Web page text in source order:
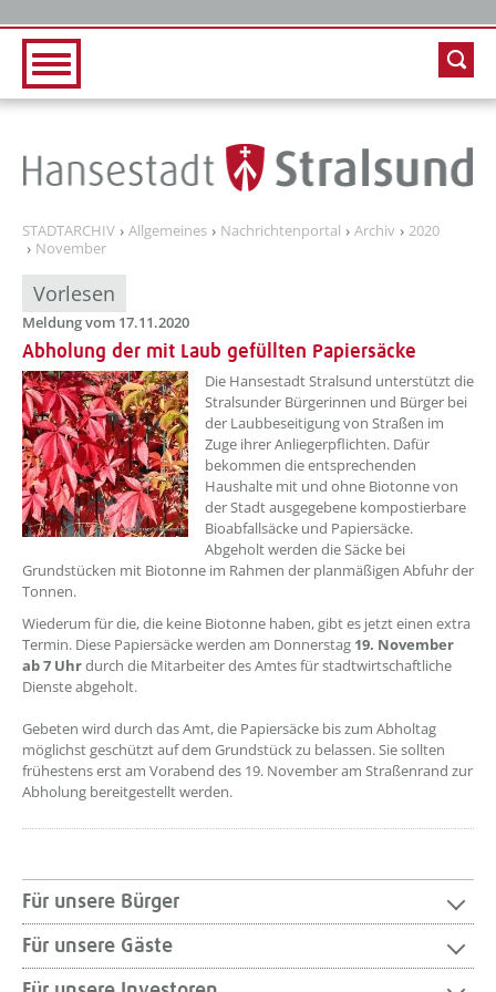
STADTARCHIV Allgemeines Nachrichtenportal Archiv
2020
November
Vorlesen
Meldung vom 17.11.2020
Abholung der mit Laub gefüllten Papiersäcke
Die Hansestadt Stralsund unterstützt die
Stralsunder Bürgerinnen und Bürger bei
der Laubbeseitigung von Straßen im
Zuge ihrer Anliegerpflichten. Dafür
bekommen die entsprechenden
Haushalte mit und ohne Biotonne von
der Stadt ausgegebene kompostierbare
Bioabfallsäcke und Papiersäcke.
Abgeholt werden die Säcke bei
Grundstücken mit Biotonne im Rahmen der planmäßigen Abfuhr der
Tonnen.
Wiederum für die, die keine Biotonne haben, gibt es jetzt einen extra
Termin. Diese Papiersäcke werden am Donnerstag 19. November
ab 7 Uhrdurch die Mitarbeiter des Amtes für stadtwirtschaftliche
Dienste abgeholt.
Gebeten wird durch das Amt, die Papiersäcke bis zum Abholtag
möglichst geschützt auf dem Grundstück zu belassen. Sie sollten
frühestens erst am Vorabend des 19. November am Straßenrand zur
Abholung bereitgestellt werden.
Für unsere Bürger
Für unsere Gäste